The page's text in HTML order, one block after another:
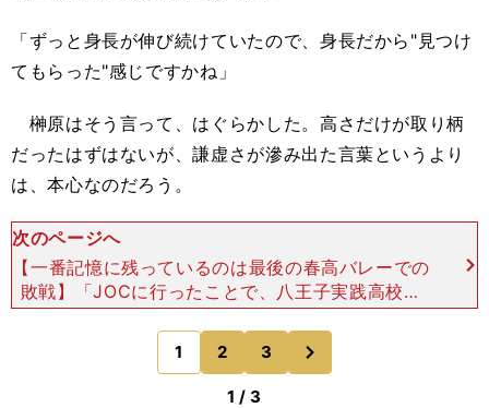
「ずっと身長が伸び続けていたので、身長だから"見つけ
てもらった"感じですかね」
榊原はそう言って、はぐらかした。高さだけが取り柄
だったはずはないが、謙虚さが滲み出た言葉というより
は、本心なのだろう。
次のページへ
【一番記憶に残っているのは最後の春高バレーでの
敗戦】「JOCに行ったことで、八王子実践高校の
貫井監督が静岡まで来てくださって。でも、最初は
『誰なんだろう。八王子実践ってどこにあるの』と
思っていて（苦
1 2 3
1 / 3